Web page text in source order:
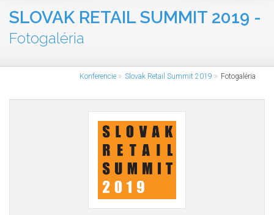
SLOVAK RETAIL SUMMIT 2019 -
Fotogaléria
Konferencie Slovak Retail Summit 2019 Fotogaléria